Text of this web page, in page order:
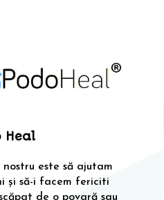
Heal
nostru este să ajutam
și să-i facem fericiti
de o povară sau